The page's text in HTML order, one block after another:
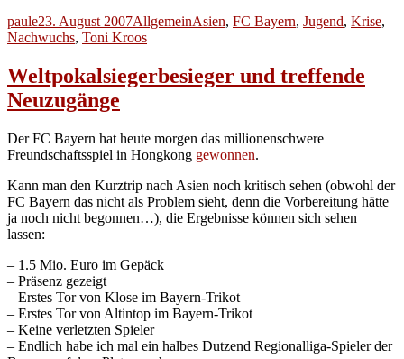
Autor
pauleVeröffentlicht
am
23. August 2007Kategorien
AllgemeinSchlagwörter
Asien, FC Bayern, Jugend, Krise,
Nachwuchs, Toni Kroos
Weltpokalsiegerbesieger und treffende
Neuzugänge
Der FC Bayern hat heute morgen das millionenschwere
Freundschaftsspiel in Hongkong gewonnen.
Kann man den Kurztrip nach Asien noch kritisch sehen (obwohl der
FC Bayern das nicht als Problem sieht, denn die Vorbereitung hätte
ja noch nicht begonnen…), die Ergebnisse können sich sehen
lassen:
– 1.5 Mio. Euro im Gepäck
– Präsenz gezeigt
– Erstes Tor von Klose im Bayern-Trikot
– Erstes Tor von Altintop im Bayern-Trikot
– Keine verletzten Spieler
– Endlich habe ich mal ein halbes Dutzend Regionalliga-Spieler der